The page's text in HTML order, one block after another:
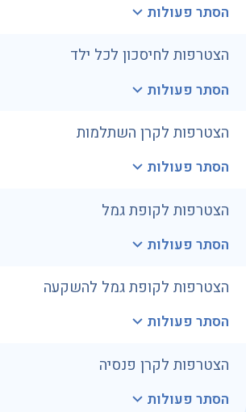
הסתר פעולות
הצטרפות לחיסכון לכל ילד
הסתר פעולות
הצטרפות לקרן השתלמות
הסתר פעולות
הצטרפות לקופת גמל
הסתר פעולות
הצטרפות לקופת גמל להשקעה
הסתר פעולות
הצטרפות לקרן פנסיה
הסתר פעולות